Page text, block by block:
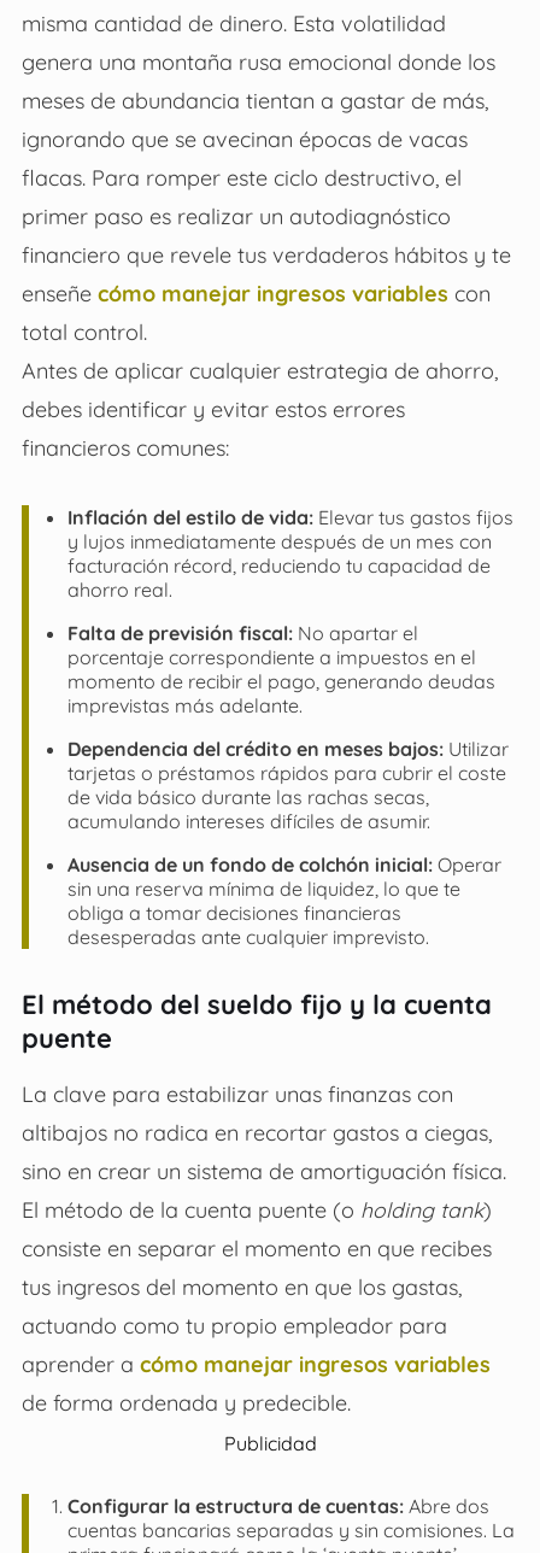
misma cantidad de dinero. Esta volatilidad
genera una montaña rusa emocional donde los
meses de abundancia tientan a gastar de más,
ignorando que se avecinan épocas de vacas
flacas. Para romper este ciclo destructivo, el
primer paso es realizar un autodiagnóstico
financiero que revele tus verdaderos hábitos y te
enseñe cómo manejar ingresos variables con
total control.
Antes de aplicar cualquier estrategia de ahorro,
debes identificar y evitar estos errores
financieros comunes:
Inflación del estilo de vida:Elevar tus gastos fijos
y lujos inmediatamente después de un mes con
facturación récord, reduciendo tu capacidad de
ahorro real.
Falta de previsión fiscal:No apartar el
porcentaje correspondiente a impuestos en el
momento de recibir el pago, generando deudas
imprevistas más adelante.
Dependencia del crédito en meses bajos:Utilizar
tarjetas o préstamos rápidos para cubrir el coste
de vida básico durante las rachas secas,
acumulando intereses difíciles de asumir.
Ausencia de un fondo de colchón inicial:Operar
sin una reserva mínima de liquidez, lo que te
obliga a tomar decisiones financieras
desesperadas ante cualquier imprevisto.
El método del sueldo fijo y la cuenta
puente
La clave para estabilizar unas finanzas con
altibajos no radica en recortar gastos a ciegas,
sino en crear un sistema de amortiguación física.
El método de la cuenta puente (o holding tank)
consiste en separar el momento en que recibes
tus ingresos del momento en que los gastas,
actuando como tu propio empleador para
aprender a cómo manejar ingresos variables
de forma ordenada y predecible.
Publicidad
Configurar la estructura de cuentas:Abre dos
cuentas bancarias separadas y sin comisiones. La